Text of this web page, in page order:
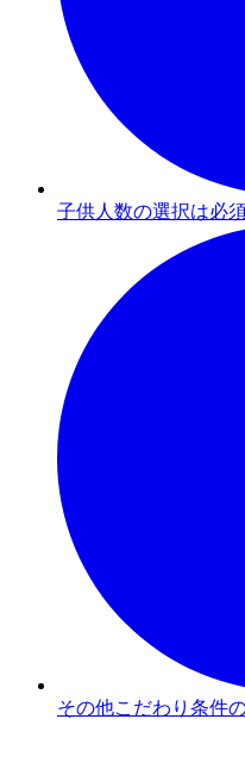
子供人数の選択は必
その他こだわり条件